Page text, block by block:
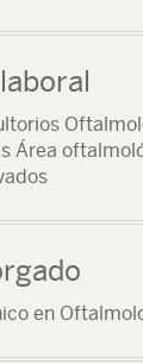
Área
en